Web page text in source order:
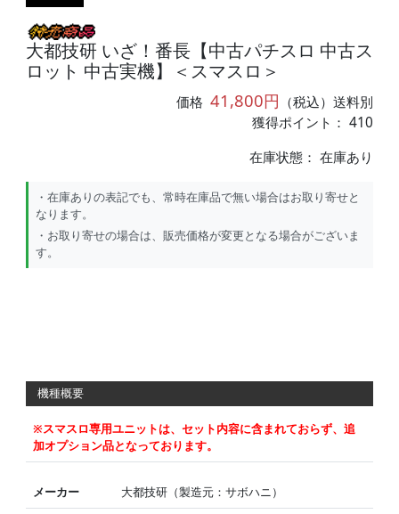
大都技研 いざ！番長【中古パチスロ 中古ス
ロット 中古実機】＜スマスロ＞
価格41,800円 （税込）送料別
獲得ポイント： 410
在庫状態：在庫あり
・在庫ありの表記でも、常時在庫品で無い場合はお取り寄せと
なります。
・お取り寄せの場合は、販売価格が変更となる場合がございま
す。
機種概要
※スマスロ専用ユニットは、セット内容に含まれておらず、追
加オプション品となっております。
メーカー
大都技研（製造元：サボハニ）